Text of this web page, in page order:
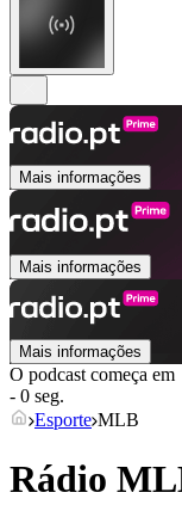
Mais informações
Mais informações
Mais informações
O podcast começa em
- 0 seg.
Esporte MLB
Rádio